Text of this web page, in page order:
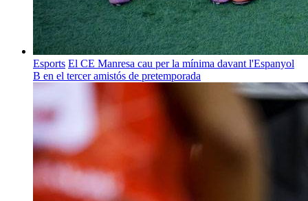
Esports El CE Manresa cau per la mínima davant l'Espanyol
B en el tercer amistós de pretemporada